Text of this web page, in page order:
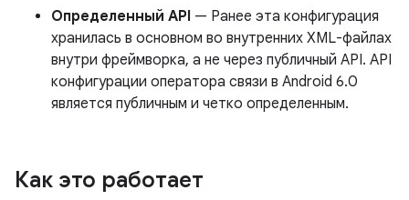
Определенный API — Ранее эта конфигурация
хранилась в основном во внутренних XML-файлах
внутри фреймворка, а не через публичный API. API
конфигурации оператора связи в Android 6.0
является публичным и четко определенным.
Как это работает